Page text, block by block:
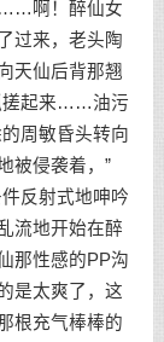
……啊！醉仙女
过来，老头陶
天仙后背那翘
搓起来……油污
周敏昏头转向
被侵袭着，”
反射式地呻吟
流地开始在醉
那性感的PP沟
是太爽了，这
根充气棒棒的